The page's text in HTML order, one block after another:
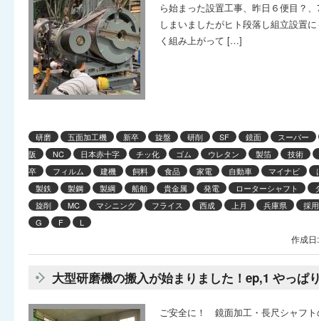
ら始まった設置工事、昨日６便目？
しまいましたがヒト段落し組立設置
く組み上がって […]
研磨 五面加工機 新卒 旋盤 研削 SF 鏡面
スーパー
阪
NC 日本赤十字 チッ化 ゴム ウレタン 製箔
技術
卒
フィルム 建機 飼料 食品 家電 自動車 マイナビ
製鉄
製鋼 製綱 船舶 貴金属 発電 ローターシャフト
旋削
MC マシニング フライス 西成 上月 兵庫県
採用
G
F L
作成
大型研磨機の搬入が始まりました！ep,1 やっぱ
ご安全に！ 鏡面加工・長尺シャフ